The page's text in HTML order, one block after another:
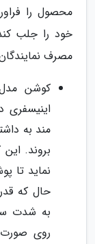
محصول را
خود را جلب
مصرف
اینیسفری
مند به
بروند.
نماید تا
حال که
به شدت
روی صورت